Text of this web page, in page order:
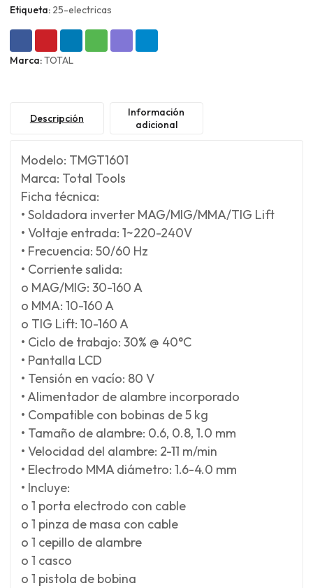
Etiqueta: 25-electricas
Marca:TOTAL
Descripción
Información
adicional
Modelo: TMGT1601
Marca: Total Tools
Ficha técnica:
• Soldadora inverter MAG/MIG/MMA/TIG Lift
• Voltaje entrada: 1~220-240V
• Frecuencia: 50/60 Hz
• Corriente salida:
o MAG/MIG: 30-160 A
o MMA: 10-160 A
o TIG Lift: 10-160 A
• Ciclo de trabajo: 30% @ 40°C
• Pantalla LCD
• Tensión en vacío: 80 V
• Alimentador de alambre incorporado
• Compatible con bobinas de 5 kg
• Tamaño de alambre: 0.6, 0.8, 1.0 mm
• Velocidad del alambre: 2-11 m/min
• Electrodo MMA diámetro: 1.6-4.0 mm
• Incluye:
o 1 porta electrodo con cable
o 1 pinza de masa con cable
o 1 cepillo de alambre
o 1 casco
o 1 pistola de bobina